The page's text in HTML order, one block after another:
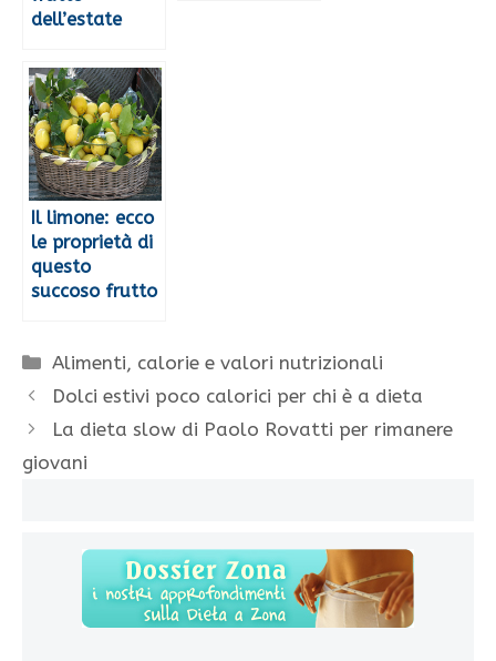
dell’estate
Il limone: ecco
le proprietà di
questo
succoso frutto
Categorie
Alimenti, calorie e valori nutrizionali
Dolci estivi poco calorici per chi è a dieta
La dieta slow di Paolo Rovatti per rimanere
giovani